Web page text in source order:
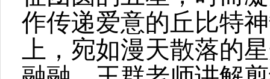
作传递爱意的丘比特
上，宛如漫天散落的